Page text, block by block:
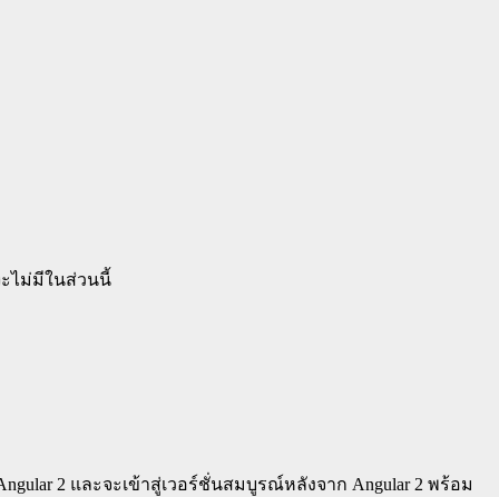
ะไม่มีในส่วนนี้
2 และจะเข้าสู่เวอร์ชั่นสมบูรณ์หลังจาก Angular 2 พร้อม